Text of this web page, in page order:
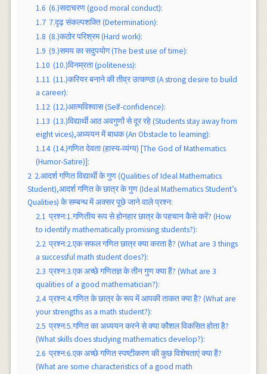
1.6 (6.)सदाचरण (good moral conduct):
1.7 7.दृढ़ संकल्पशक्ति (Determination):
1.8 (8.)कठोर परिश्रम (Hard work):
1.9 (9.)समय का सदुपयोग (The best use of time):
1.10 (10.)विनम्रता (politeness):
1.11 (11.)करियर बनाने की तीव्र उत्कण्ठा (A strong desire to build
a career):
1.12 (12.)आत्मविश्वास (Self-confidence):
1.13 (13.)विद्यार्थी आठ अवगुणों से दूर रहे (Students stay away from
eight vices),अध्ययन में बाधक (An Obstacle to learning):
1.14 (14.)गणित देवता (हास्य-व्यंग्य) [The God of Mathematics
(Humor-Satire)]:
2 2.आदर्श गणित विद्यार्थी के गुण (Qualities of Ideal Mathematics
Student),आदर्श गणित के छात्र के गुण (Ideal Mathematics Student’s
Qualities) के सम्बन्ध में अक्सर पूछे जाने वाले प्रश्न:
2.1 प्रश्न:1.गणितीय रूप से होनहार छात्र के पहचान कैसे करें? (How
to identify mathematically promising students?):
2.2 प्रश्न:2.एक सफल गणित छात्र क्या करता है? (What are 3 things
a successful math student does?):
2.3 प्रश्न:3.एक अच्छे गणितज्ञ के तीन गुण क्या हैं? (What are 3
qualities of a good mathematician?):
2.4 प्रश्न:4.गणित के छात्र के रूप में आपकी ताकत क्या है? (What are
your strengths as a math student?):
2.5 प्रश्न:5.गणित का अध्ययन करने से क्या कौशल विकसित होता है?
(What skills does studying mathematics develop?):
2.6 प्रश्न:6.एक अच्छे गणित स्पष्टीकरण की कुछ विशेषताएं क्या हैं?
(What are some characteristics of a good math